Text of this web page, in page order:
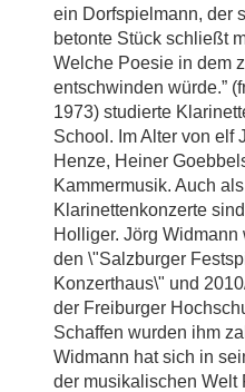
ein Dorfspielmann, der
betonte Stück schließt
Welche Poesie in dem
entschwinden würde.”
1973) studierte
School. Im Alter von elf
Henze, Heiner
Kammermusik. Auch
Klarinettenkonzerte
Holliger. Jörg
den \"Salzburger
Konzerthaus\" und
der Freiburger
Schaffen wurden ihm
Widmann hat sich in
der musikalischen Welt